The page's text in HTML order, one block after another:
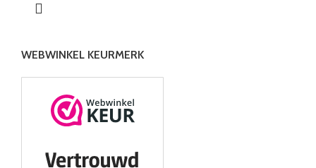
WEBWINKEL KEURMERK